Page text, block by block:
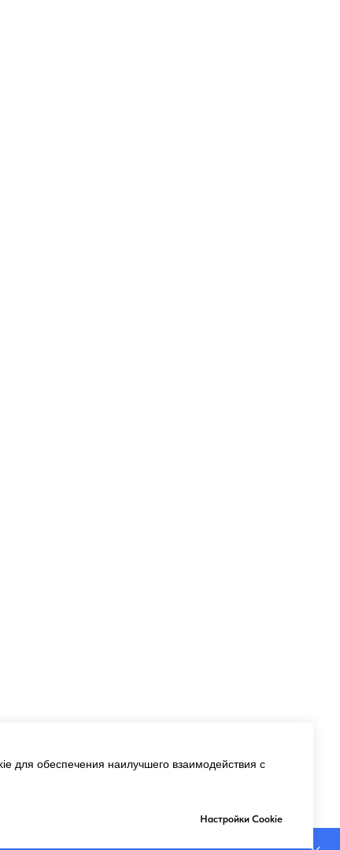
для обеспечения наилучшего взаимодействия с
Настройки Cookie